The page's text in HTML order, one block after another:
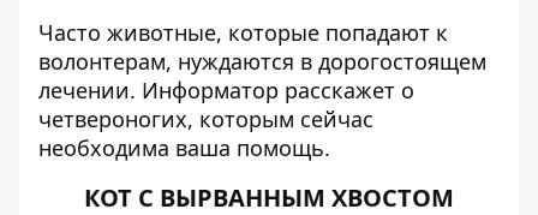
Часто животные, которые попадают к
волонтерам, нуждаются в дорогостоящем
лечении. Информатор расскажет о
четвероногих, которым сейчас
необходима ваша помощь.
КОТ С ВЫРВАННЫМ ХВОСТОМ